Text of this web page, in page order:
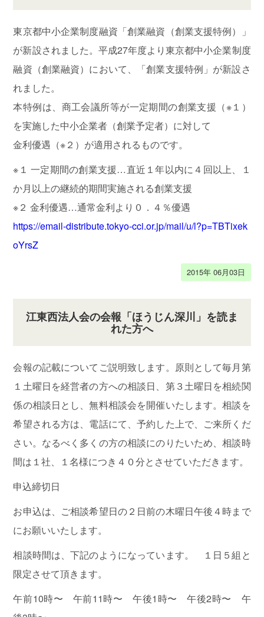
東京都中小企業制度融資「創業融資（創業支援特例）」
が新設されました。平成27年度より東京都中小企業制度
融資（創業融資）において、「創業支援特例」が新設さ
れました。
本特例は、商工会議所等が一定期間の創業支援（※１）
を実施した中小企業者（創業予定者）に対して
金利優遇（※２）が適用されるものです。
※１ 一定期間の創業支援…直近１年以内に４回以上、１
か月以上の継続的期間実施される創業支援
※２ 金利優遇…通常金利より０．４％優遇
https://email-distribute.tokyo-cci.or.jp/mail/u/l?p=TBTixek
oYrsZ
2015年 06月03日
江東西法人会の会報「ほうじん深川」を読ま
れた方へ
会報の記載についてご説明致します。原則として毎月第
１土曜日を経営者の方への相談日、第３土曜日を相続関
係の相談日とし、無料相談会を開催いたします。相談を
希望される方は、電話にて、予約した上で、ご来所くだ
さい。なるべく多くの方の相談にのりたいため、相談時
間は１社、１名様につき４０分とさせていただきます。
申込締切日
お申込は、ご相談希望日の２日前の木曜日午後４時まで
にお願いいたします。
相談時間は、下記のようになっています。 １日５組と
限定させて頂きます。
午前10時〜 午前11時〜 午後1時〜 午後2時〜 午